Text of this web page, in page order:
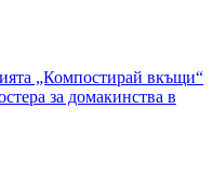
„Компостирай вкъщи“
за домакинства в